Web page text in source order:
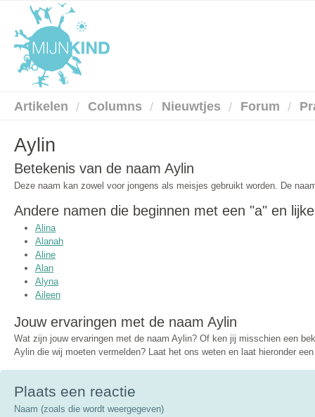
Artikelen Columns Nieuwtjes Forum
Aylin
Betekenis van de naam Aylin
Deze naam kan zowel voor jongens als meisjes gebruikt worden. De
Andere namen die beginnen met een "a" en
Alina
Alanah
Aline
Alan
Alyna
Aileen
Jouw ervaringen met de naam Aylin
Wat zijn jouw ervaringen met de naam Aylin? Of ken jij misschien een
Aylin die wij moeten vermelden? Laat het ons weten en laat hieronder
Plaats een reactie
Naam (zoals die wordt weergegeven)